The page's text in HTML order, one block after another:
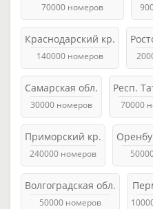
70000 номеров
Краснодарский кр.
140000 номеров
Самарская обл.
30000 номеров
Респ.
70000
Приморский кр.
240000 номеров
Волгоградская обл.
50000 номеров